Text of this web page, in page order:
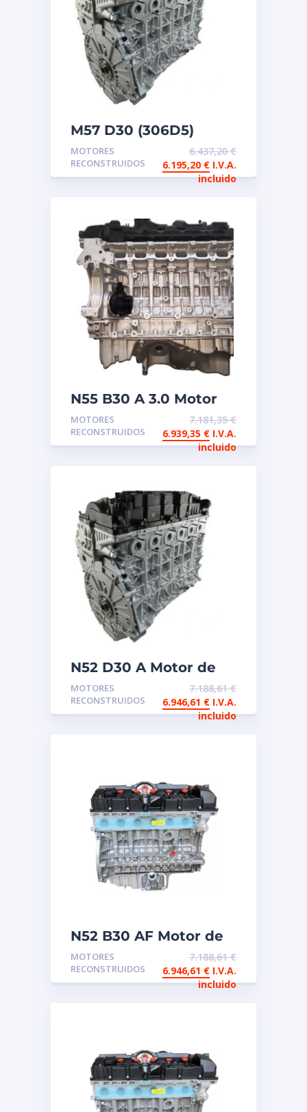
M57 D30 (306D5)
Motor reconstruido de
intercambio BMW
MOTORES
RECONSTRUIDOS
6.437,20€
6.195,20 € I.V.A.
incluido
N55 B30 A 3.0 Motor
de intercambio
reconstruido
MOTORES
RECONSTRUIDOS
7.181,35€
6.939,35 € I.V.A.
incluido
N52 D30 A Motor de
intercambio
reconstruido
MOTORES
RECONSTRUIDOS
7.188,61€
6.946,61 € I.V.A.
incluido
N52 B30 AF Motor de
intercambio
reconstruido
MOTORES
RECONSTRUIDOS
7.188,61€
6.946,61 € I.V.A.
incluido